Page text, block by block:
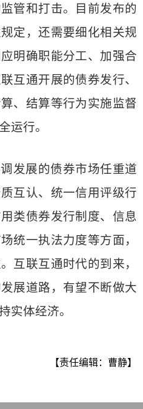
管和打击。目前发布的
定，还需要细化相关规
明确职能分工、加强合
互通开展的债券发行、
、结算等行为实施监督
运行。
发展的债券市场任重道
互认、统一信用评级行
类债券发行制度、信息
统一执法力度等方面，
互联互通时代的到来，
展道路，有望不断做大
实体经济。
【责任编辑：曹静】